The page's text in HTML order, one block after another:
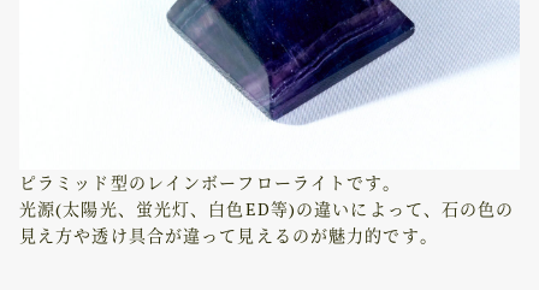
ピラミッド型のレインボーフローライトです。
光源(太陽光、蛍光灯、白色ED等)の違いによって、石の色の
見え方や透け具合が違って見えるのが魅力的です。